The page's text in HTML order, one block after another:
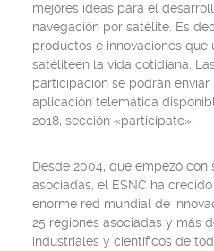
mejores ideas para el
navegación por satélite. Es
productos e innovaciones
satéliteen la vida cotidiana.
participación se podrán
aplicación telemática
2018, sección «participate».
Desde 2004, que empezó con
asociadas, el ESNC ha
enorme red mundial de
25 regiones asociadas y más
industriales y científicos de